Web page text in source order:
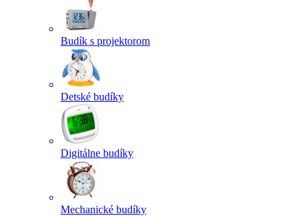
Budík s projektorom
Detské budíky
Digitálne budíky
Mechanické budíky